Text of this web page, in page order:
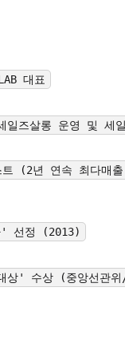
대표
일즈살롱 운영 및 세
트 (2년 연속 최다매
' 선정 (2013)
상' 수상 (중앙선관위